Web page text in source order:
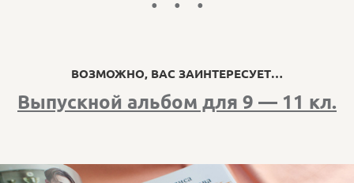
ВОЗМОЖНО, ВАС ЗАИНТЕРЕСУЕТ…
Выпускной альбом для 9 — 11 кл.